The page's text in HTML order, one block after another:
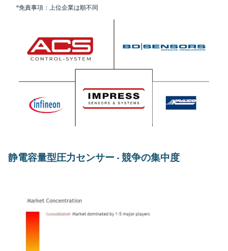
*免責事項：上位企業は順不同
静電容量型圧力センサー - 競争の集中度